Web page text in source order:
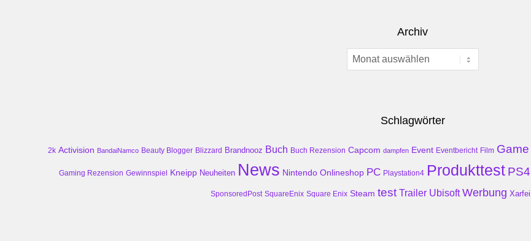
Archiv
Archiv
Schlagwörter
2k Activision BandaiNamco Beauty Blogger Blizzard Brandnooz Buch Buch Rezension Capcom dampfen Event Eventbericht Film Game
Gaming Rezension Gewinnspiel Kneipp Neuheiten News Nintendo Onlineshop PC Playstation4 Produkttest PS4
SponsoredPost SquareEnix Square Enix Steam test Trailer Ubisoft Werbung Xarfei